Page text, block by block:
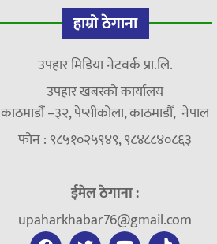
हाम्रो ठेगाना
उपहार मिडिया नेटवर्क प्रा.लि.
उपहार खबरको कार्यालय
काठमाडौं –३२, पेप्सीकोला, काठमाडौँ, नेपाल
फोन : ९८५१०२५९४९, ९८४८८४०८६३
ईमेल ठेगाना :
upaharkhabar76@gmail.com